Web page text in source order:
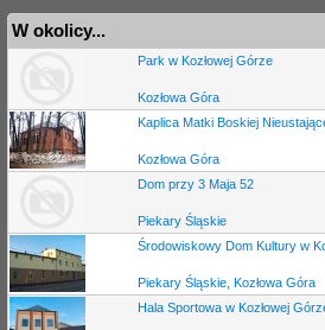
W okolicy...
Park w Kozłowej Górze
Kozłowa Góra
Kaplica Matki Boskiej
Kozłowa Góra
Dom przy 3 Maja 52
Piekary Śląskie
Środowiskowy Dom Kultury w
Piekary Śląskie, Kozłowa Góra
Hala Sportowa w Kozłowej